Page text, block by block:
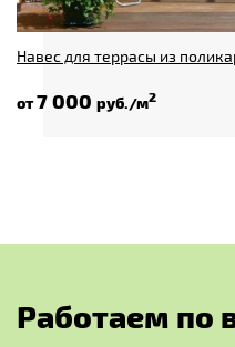
Навес для террасы из
от7 000 руб./м2
Работаем по